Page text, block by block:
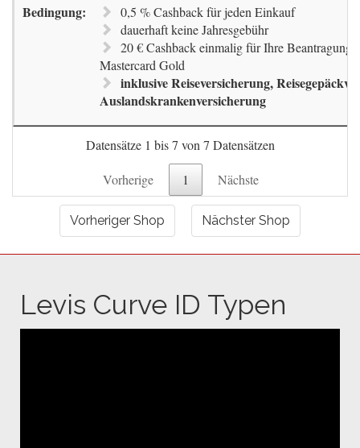
0,5 % Cashback für jeden Einkauf
dauerhaft keine Jahresgebühr
20 € Cashback einmalig für Ihre Beantragung
Mastercard Gold
inklusive Reiseversicherung,
Auslandskrankenversicherung
Datensätze 1 bis 7 von 7 Datensätzen
Vorherige 1 Nächste
Vorheriger Shop Nächster Shop
Levis Curve ID Typen